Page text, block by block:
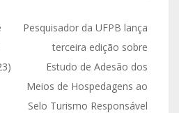
Pesquisador da UFPB lança
terceira edição sobre
Estudo de Adesão dos
Meios de Hospedagens ao
Selo Turismo Responsável